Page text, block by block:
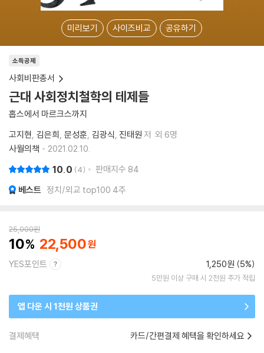
미리보기 사이즈비교 공유하기
소득공제
사회비판총서
근대 사회정치철학의 테제들
홉스에서 마르크스까지
고지현 김은희 문성훈 김광식 진태원 저 외 6명
사월의책
2021.02.10.
10.0 4 판매지수 84
베스트 정치/외교 top100 4주
25,000원
10 22,500
YES포인트 1,250원 (5%)
5만원 이상 구매 시 2천원 추가 적립
앱 다운 시 1천원 상품권
결제혜택 카드/간편결제 혜택을 확인하세요